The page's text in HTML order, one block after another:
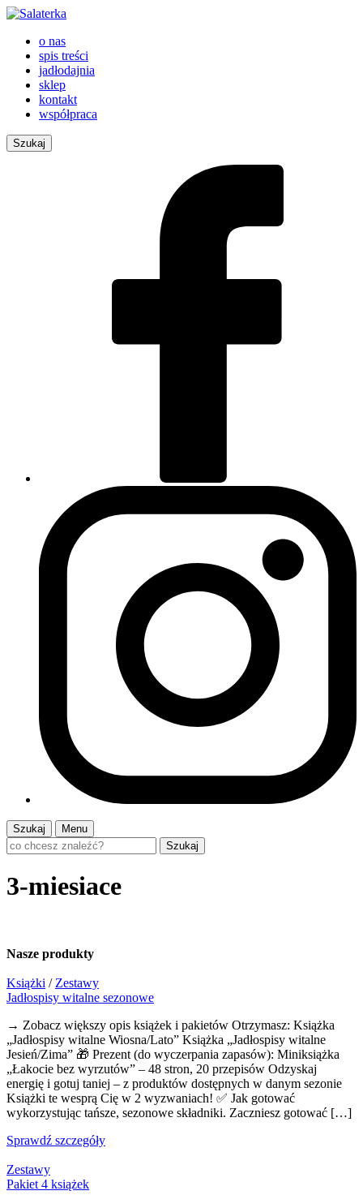
o nas
spis treści
jadłodajnia
sklep
kontakt
współpraca
Szukaj
Szukaj
Menu
Szukaj
3-miesiace
Nasze produkty
Książki / Zestawy
Jadłospisy witalne sezonowe
→ Zobacz większy opis książek i pakietów Otrzymasz: Książka
„Jadłospisy witalne Wiosna/Lato” Książka „Jadłospisy witalne
Jesień/Zima” 🎁 Prezent (do wyczerpania zapasów): Miniksiążka
„Łakocie bez wyrzutów” – 48 stron, 20 przepisów Odzyskaj
energię i gotuj taniej – z produktów dostępnych w danym sezonie
Książki te wesprą Cię w 2 wyzwaniach! ✅ Jak gotować
wykorzystując tańsze, sezonowe składniki. Zaczniesz gotować […]
Sprawdź szczegóły
Zestawy
Pakiet 4 książek